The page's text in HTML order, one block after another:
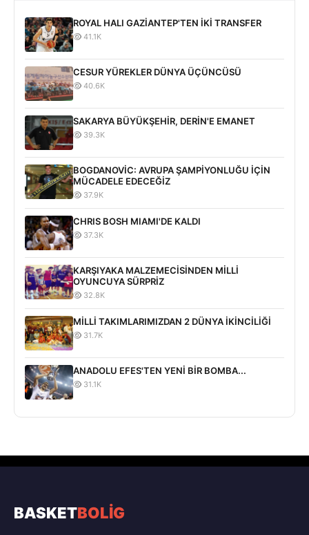
ROYAL HALI GAZİANTEP'TEN İKİ TRANSFER
41.1K
CESUR YÜREKLER DÜNYA ÜÇÜNCÜSÜ
40.6K
SAKARYA BÜYÜKŞEHİR, DERİN'E EMANET
39.3K
BOGDANOVİC: AVRUPA ŞAMPİYONLUĞU İÇİN
MÜCADELE EDECEĞİZ
37.9K
CHRIS BOSH MIAMI'DE KALDI
37.3K
KARŞIYAKA MALZEMECİSİNDEN MİLLİ
OYUNCUYA SÜRPRİZ
32.8K
MİLLİ TAKIMLARIMIZDAN 2 DÜNYA İKİNCİLİĞİ
31.7K
ANADOLU EFES'TEN YENİ BİR BOMBA...
31.1K
BASKETBOLİG